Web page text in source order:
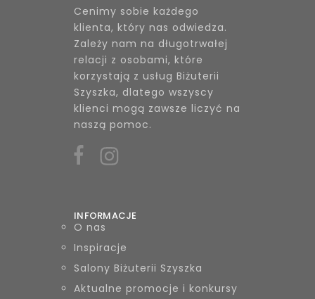
Cenimy sobie każdego
klienta, który nas odwiedza.
Zależy nam na długotrwałej
relacji z osobami, które
korzystają z usług Biżuterii
Szyszka, dlatego wszyscy
klienci mogą zawsze liczyć na
naszą pomoc.
INFORMACJE
O nas
Inspiracje
Salony Biżuterii Szyszka
Aktualne promocje i konkursy